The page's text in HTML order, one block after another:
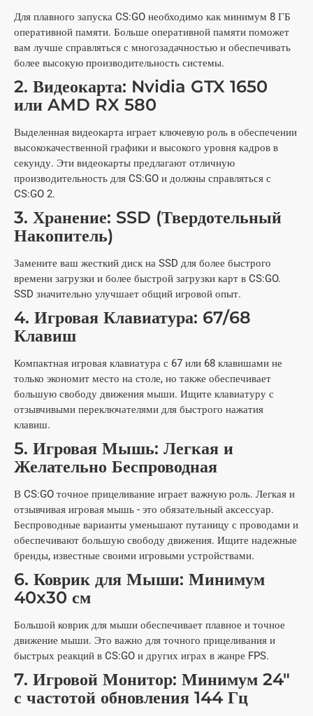
Для плавного запуска CS:GO необходимо как минимум 8 ГБ
оперативной памяти. Больше оперативной памяти поможет
вам лучше справляться с многозадачностью и обеспечивать
более высокую производительность системы.
2. Видеокарта: Nvidia GTX 1650
или AMD RX 580
Выделенная видеокарта играет ключевую роль в обеспечении
высококачественной графики и высокого уровня кадров в
секунду. Эти видеокарты предлагают отличную
производительность для CS:GO и должны справляться с
CS:GO 2.
3. Хранение: SSD (Твердотельный
Накопитель)
Замените ваш жесткий диск на SSD для более быстрого
времени загрузки и более быстрой загрузки карт в CS:GO.
SSD значительно улучшает общий игровой опыт.
4. Игровая Клавиатура: 67/68
Клавиш
Компактная игровая клавиатура с 67 или 68 клавишами не
только экономит место на столе, но также обеспечивает
большую свободу движения мыши. Ищите клавиатуру с
отзывчивыми переключателями для быстрого нажатия
клавиш.
5. Игровая Мышь: Легкая и
Желательно Беспроводная
В CS:GO точное прицеливание играет важную роль. Легкая и
отзывчивая игровая мышь - это обязательный аксессуар.
Беспроводные варианты уменьшают путаницу с проводами и
обеспечивают большую свободу движения. Ищите надежные
бренды, известные своими игровыми устройствами.
6. Коврик для Мыши: Минимум
40x30 см
Большой коврик для мыши обеспечивает плавное и точное
движение мыши. Это важно для точного прицеливания и
быстрых реакций в CS:GO и других играх в жанре FPS.
7. Игровой Монитор: Минимум 24"
с частотой обновления 144 Гц